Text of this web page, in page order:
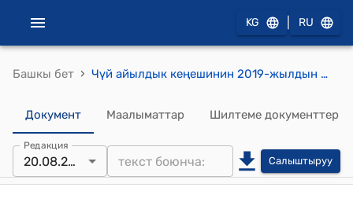
KG RU
Башкы бет › Чүй айылдык кеңешинин 2019-жылдын 20-августундагы №21/3 "Чүй айыл өкмөтүнүн жамааттык келишимин бекитүү жөнүндө"токтому
Документ Маалыматтар Шилтеме документтер
Редакция
20.08.2019 Салыштыруу